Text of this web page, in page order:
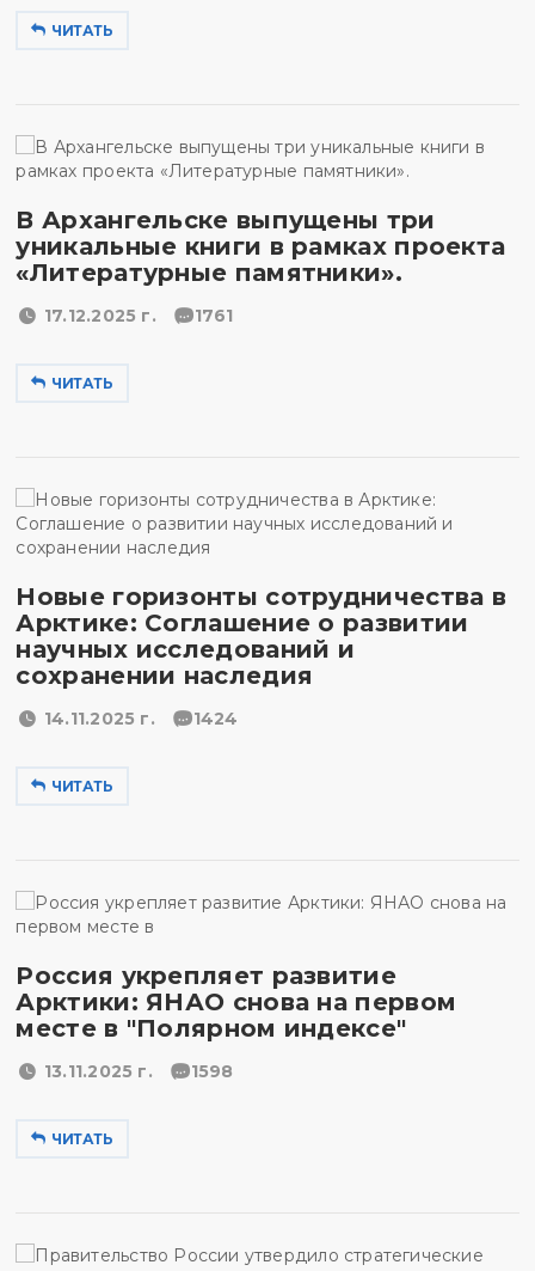
ЧИТАТЬ
В Архангельске выпущены три
уникальные книги в рамках проекта
«Литературные памятники».
17.12.2025 г. 1761
ЧИТАТЬ
Новые горизонты сотрудничества в
Арктике: Соглашение о развитии
научных исследований и
сохранении наследия
14.11.2025 г. 1424
ЧИТАТЬ
Россия укрепляет развитие
Арктики: ЯНАО снова на первом
месте в "Полярном индексе"
13.11.2025 г. 1598
ЧИТАТЬ